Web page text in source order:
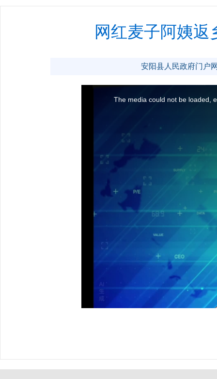
网红麦子阿姨
安阳县人民政府门户